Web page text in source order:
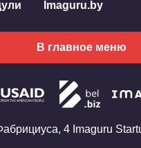
Imaguru.by
4 Imaguru
В главное меню